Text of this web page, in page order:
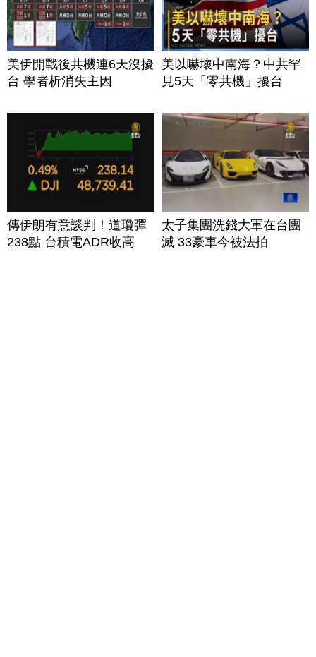
美伊開戰後共機連6天沒擾
台 學者析消失主因
美以嚇壞中南海？中共罕
見5天「零共機」擾台
傳伊朗有意談判！道瓊彈
238點 台積電ADR收高
太子集團洗錢大軍在台團
滅 33豪車今被法拍